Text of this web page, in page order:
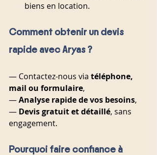
biens en location.
Comment obtenir un devis
rapide avec Aryas ?
— Contactez-nous via téléphone,
mail ou formulaire,
— Analyse rapide de vos besoins,
— Devis gratuit et détaillé, sans
engagement.
Pourquoi faire confiance à